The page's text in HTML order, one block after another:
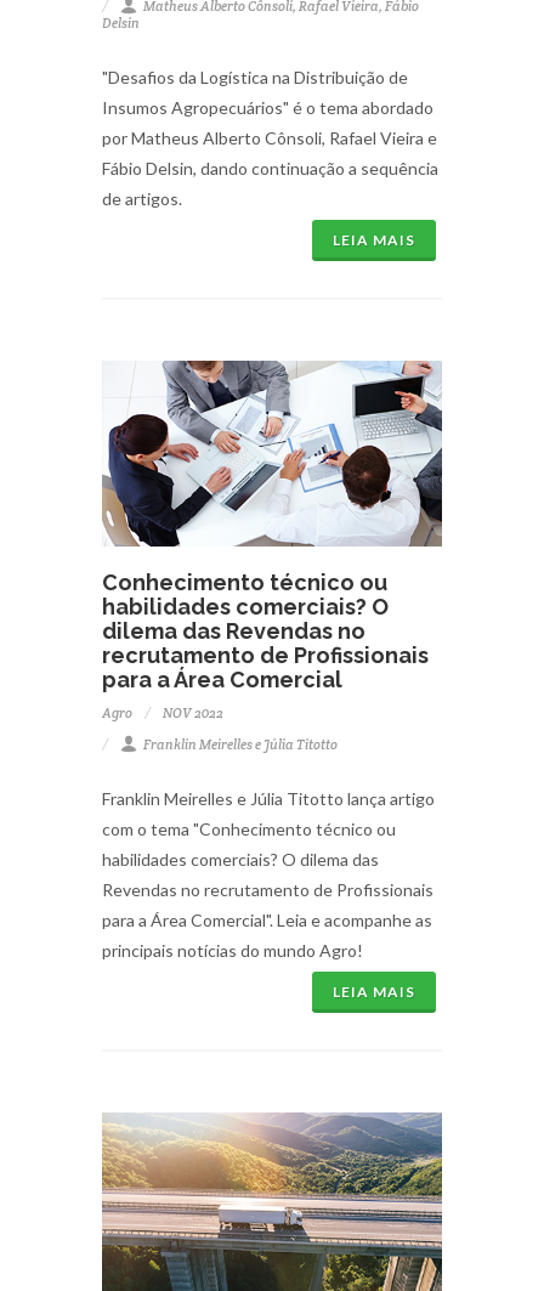
Matheus Alberto Cônsoli, Rafael Vieira, Fábio
Delsin
"Desafios da Logística na Distribuição de
Insumos Agropecuários" é o tema abordado
por Matheus Alberto Cônsoli, Rafael Vieira e
Fábio Delsin, dando continuação a sequência
de artigos.
LEIA MAIS
Conhecimento técnico ou
habilidades comerciais? O
dilema das Revendas no
recrutamento de Profissionais
para a Área Comercial
Agro
NOV 2022
Franklin Meirelles e Júlia Titotto
Franklin Meirelles e Júlia Titotto lança artigo
com o tema "Conhecimento técnico ou
habilidades comerciais? O dilema das
Revendas no recrutamento de Profissionais
para a Área Comercial". Leia e acompanhe as
principais notícias do mundo Agro!
LEIA MAIS